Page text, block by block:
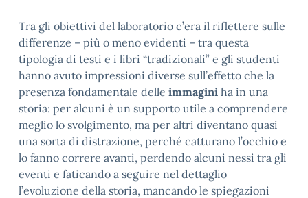
Tra gli obiettivi del laboratorio c’era il riflettere sulle
differenze – più o meno evidenti – tra questa
tipologia di testi e i libri “tradizionali” e gli studenti
hanno avuto impressioni diverse sull’effetto che la
presenza fondamentale delle immagini ha in una
storia: per alcuni è un supporto utile a comprendere
meglio lo svolgimento, ma per altri diventano quasi
una sorta di distrazione, perché catturano l’occhio e
lo fanno correre avanti, perdendo alcuni nessi tra gli
eventi e faticando a seguire nel dettaglio
l’evoluzione della storia, mancando le spiegazioni